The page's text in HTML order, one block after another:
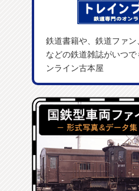
鉄道書籍や、鉄道ファ
などの鉄道雑誌がいつ
ンライン古本屋